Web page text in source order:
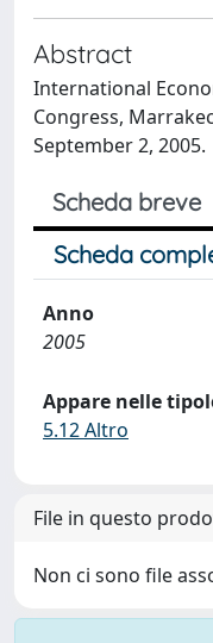
Abstract
International
Congress,
September 2, 2005.
Scheda breve
Scheda
Anno
2005
Appare nelle
5.12 Altro
File in questo
Non ci sono file